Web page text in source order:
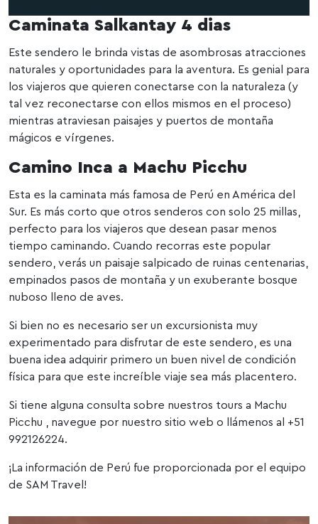
Caminata Salkantay 4 dias
Este sendero le brinda vistas de asombrosas atracciones
naturales y oportunidades para la aventura. Es genial para
los viajeros que quieren conectarse con la naturaleza (y
tal vez reconectarse con ellos mismos en el proceso)
mientras atraviesan paisajes y puertos de montaña
mágicos e vírgenes.
Camino Inca a Machu Picchu
Esta es la caminata más famosa de Perú en América del
Sur. Es más corto que otros senderos con solo 25 millas,
perfecto para los viajeros que desean pasar menos
tiempo caminando. Cuando recorras este popular
sendero, verás un paisaje salpicado de ruinas centenarias,
empinados pasos de montaña y un exuberante bosque
nuboso lleno de aves.
Si bien no es necesario ser un excursionista muy
experimentado para disfrutar de este sendero, es una
buena idea adquirir primero un buen nivel de condición
física para que este increíble viaje sea más placentero.
Si tiene alguna consulta sobre nuestros tours a Machu
Picchu , navegue por nuestro sitio web o llámenos al +51
992126224.
¡La información de Perú fue proporcionada por el equipo
de SAM Travel!